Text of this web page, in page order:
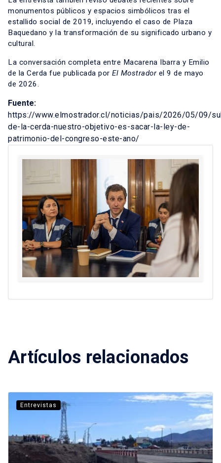
monumentos públicos y espacios simbólicos tras el
estallido social de 2019, incluyendo el caso de Plaza
Baquedano y la transformación de su significado urbano y
cultural.
La conversación completa entre Macarena Ibarra y Emilio
de la Cerda fue publicada por El Mostradorel 9 de mayo
de 2026.
Fuente:
https://www.elmostrador.cl/noticias/pais/2026/05/09/
de-la-cerda-nuestro-objetivo-es-sacar-la-ley-de-
patrimonio-del-congreso-este-ano/
Artículos relacionados
Entrevistas